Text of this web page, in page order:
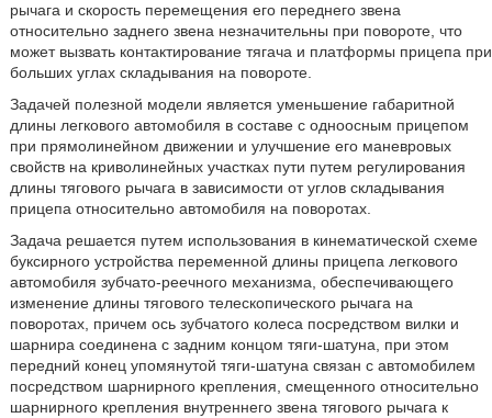
рычага и скорость перемещения его переднего звена
относительно заднего звена незначительны при повороте, что
может вызвать контактирование тягача и платформы прицепа при
больших углах складывания на повороте.
Задачей полезной модели является уменьшение габаритной
длины легкового автомобиля в составе с одноосным прицепом
при прямолинейном движении и улучшение его маневровых
свойств на криволинейных участках пути путем регулирования
длины тягового рычага в зависимости от углов складывания
прицепа относительно автомобиля на поворотах.
Задача решается путем использования в кинематической схеме
буксирного устройства переменной длины прицепа легкового
автомобиля зубчато-реечного механизма, обеспечивающего
изменение длины тягового телескопического рычага на
поворотах, причем ось зубчатого колеса посредством вилки и
шарнира соединена с задним концом тяги-шатуна, при этом
передний конец упомянутой тяги-шатуна связан с автомобилем
посредством шарнирного крепления, смещенного относительно
шарнирного крепления внутреннего звена тягового рычага к